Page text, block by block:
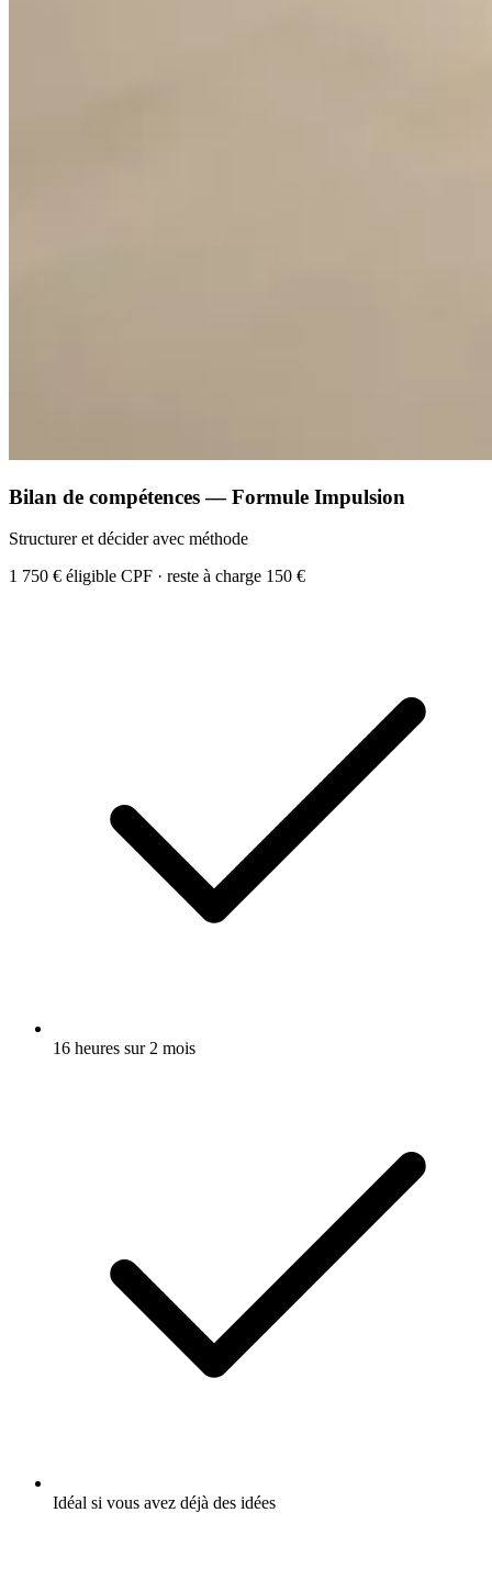
Bilan de compétences — Formule Impulsion
Structurer et décider avec méthode
1 750 € éligible CPF · reste à charge 150 €
16 heures sur 2 mois
Idéal si vous avez déjà des idées